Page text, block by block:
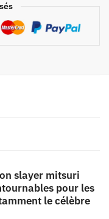
slayer mitsuri
pour les
le célèbre